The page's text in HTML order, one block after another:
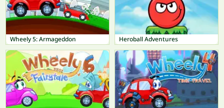
Wheely 5: Armageddon Heroball Adventures